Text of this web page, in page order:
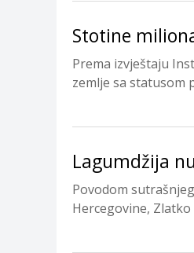
Stotine
Prema izvještaju
zemlje sa statusom
Lagumdžija
Povodom
Hercegovine,